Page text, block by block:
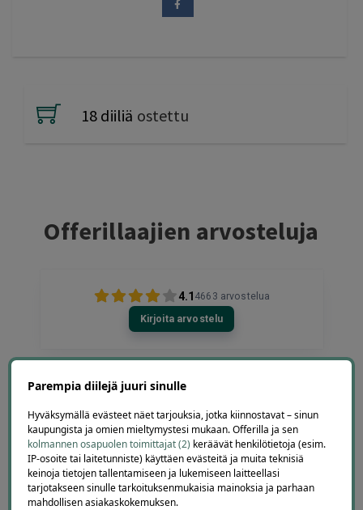
18 diiliä ostettu
Offerillaajien arvosteluja
4.1 4663 arvostelua
Kirjoita arvostelu
J
Ylöjärvi
1 day ago
Helppo, vaivaton ja edullinen hinta
Lisätty
Parempia diilejä juuri sinulle
Hyväksymällä evästeet näet tarjouksia, jotka kiinnostavat – sinun
kaupungista ja omien mieltymystesi mukaan. Offerilla ja sen
kolmannen osapuolen toimittajat (2) keräävät henkilötietoja (esim.
IP-osoite tai laitetunniste) käyttäen evästeitä ja muita teknisiä
keinoja tietojen tallentamiseen ja lukemiseen laitteellasi
tarjotakseen sinulle tarkoituksenmukaisia mainoksia ja parhaan
mahdollisen asiakaskokemuksen.